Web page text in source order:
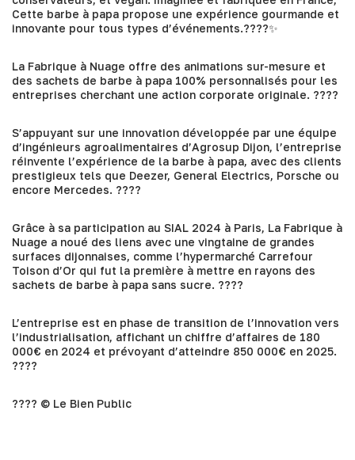
Cette barbe à papa propose une expérience gourmande et
innovante pour tous types d’événements.????✨
La Fabrique à Nuage offre des animations sur-mesure et
des sachets de barbe à papa 100% personnalisés pour les
entreprises cherchant une action corporate originale. ????
S’appuyant sur une innovation développée par une équipe
d’ingénieurs agroalimentaires d’Agrosup Dijon, l’entreprise
réinvente l’expérience de la barbe à papa, avec des clients
prestigieux tels que Deezer, General Electrics, Porsche ou
encore Mercedes. ????
Grâce à sa participation au SIAL 2024 à Paris, La Fabrique à
Nuage a noué des liens avec une vingtaine de grandes
surfaces dijonnaises, comme l’hypermarché Carrefour
Toison d’Or qui fut la première à mettre en rayons des
sachets de barbe à papa sans sucre. ????
L’entreprise est en phase de transition de l’innovation vers
l’industrialisation, affichant un chiffre d’affaires de 180
000€ en 2024 et prévoyant d’atteindre 850 000€ en 2025.
????
???? © Le Bien Public